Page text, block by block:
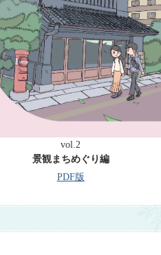
vol.2
景観まちめぐり編
PDF版